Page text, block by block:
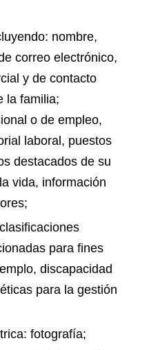
nombre,
correo electrónico,
y de contacto
la familia;
o de empleo,
laboral, puestos
destacados de su
vida, información
para fines
discapacidad
para la gestión
fotografía;